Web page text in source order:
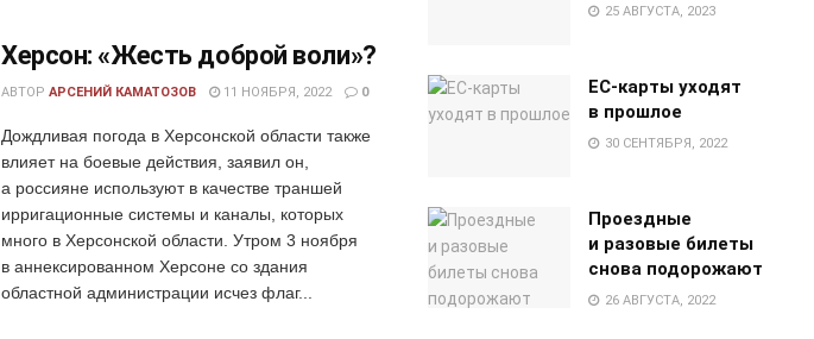
Херсон: «Жесть доброй воли»?
АВТОР АРСЕНИЙ КАМАТОЗОВ 11 НОЯБРЯ, 2022 0
Дождливая погода в Херсонской области также
влияет на боевые действия, заявил он,
а россияне используют в качестве траншей
ирригационные системы и каналы, которых
много в Херсонской области. Утром 3 ноября
в аннексированном Херсоне со здания
областной администрации исчез флаг...
25 АВГУСТА, 2023
EC-карты уходят
в прошлое
30 СЕНТЯБРЯ, 2022
Проездные
и разовые билеты
снова подорожают
26 АВГУСТА, 2022